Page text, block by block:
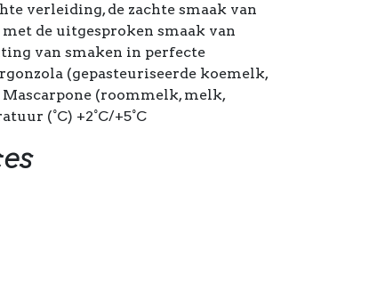
verleiding, de zachte smaak van
de uitgesproken smaak van
van smaken in perfecte
(gepasteuriseerde koemelk,
(roommelk, melk,
(°C) +2°C/+5°C